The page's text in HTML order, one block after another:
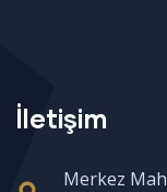
İletişim
Merkez